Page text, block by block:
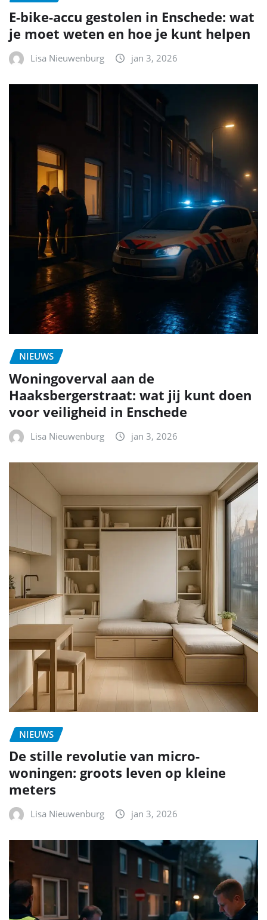
E-bike-accu gestolen in Enschede: wat
je moet weten en hoe je kunt helpen
Lisa Nieuwenburg jan 3, 2026
NIEUWS
Woningoverval aan de
Haaksbergerstraat: wat jij kunt doen
voor veiligheid in Enschede
Lisa Nieuwenburg jan 3, 2026
NIEUWS
De stille revolutie van micro-
woningen: groots leven op kleine
meters
Lisa Nieuwenburg jan 3, 2026